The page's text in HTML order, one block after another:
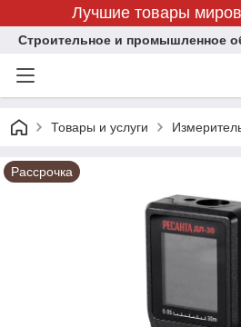
Лучшие товары
Строительное и промышленное
Товары и услуги
Рассрочка